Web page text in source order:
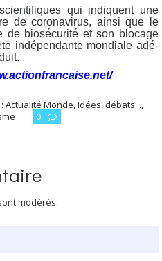
qui indiquent une
de coro­na­vi­rus, ain­si que le
de bio­sé­cu­ri­té et son blo­cage
indé­pen­dante mon­diale adé­
:Actualité Monde,Idées, débats...,
0
modérés.